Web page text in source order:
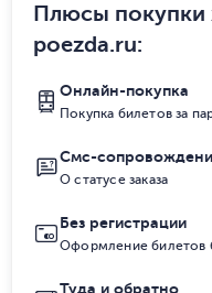
Плюсы покупки
poezda.ru:
Онлайн-покупка
Покупка билетов за
Смс-
О статусе заказа
Без регистрации
Оформление билетов
Туда и обратно